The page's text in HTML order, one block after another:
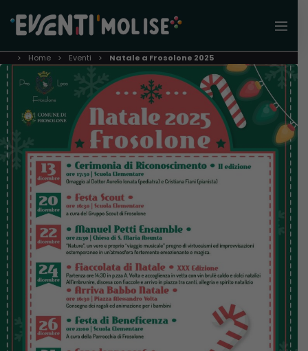
Home Eventi Natale a Frosolone 2025